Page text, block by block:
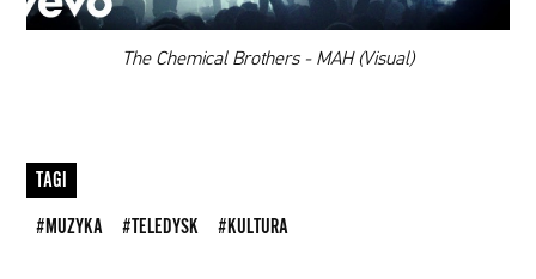
00:00
The Chemical Brothers - MAH (Visual)
TAGI
#MUZYKA #TELEDYSK #KULTURA